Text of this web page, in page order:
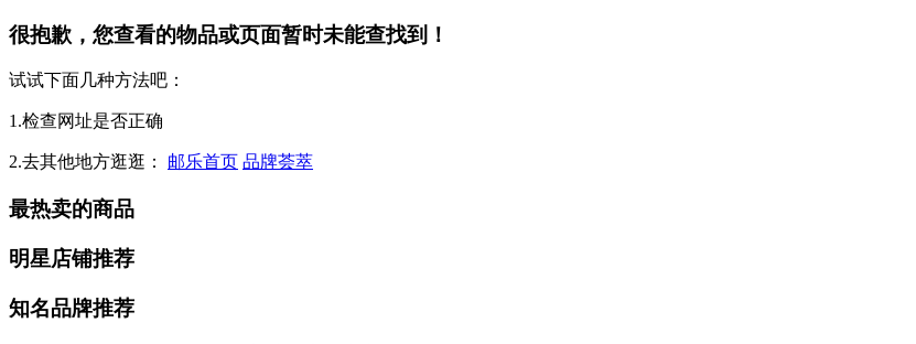
很抱歉，您查看的物品或页面暂时未能查找到！
试试下面几种方法吧：
1.检查网址是否正确
2.去其他地方逛逛： 邮乐首页 品牌荟萃
最热卖的商品
明星店铺推荐
知名品牌推荐